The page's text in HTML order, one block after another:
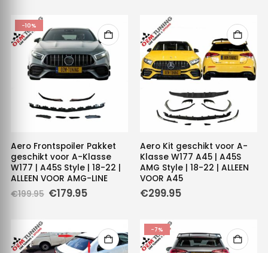
-10%
Aero Frontspoiler Pakket
geschikt voor A-Klasse
W177 | A45S Style | 18-22 |
ALLEEN VOOR AMG-LINE
€199.95 Oorspronkelijke
€179.95Huidige
Aero Kit geschikt voor A-
Klasse W177 A45 | A45S
AMG Style | 18-22 | ALLEEN
VOOR A45
€299.95
-7%